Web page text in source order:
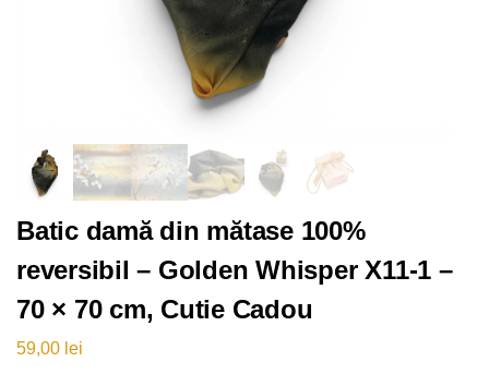
Batic damă din mătase 100%
reversibil – Golden Whisper X11-1 –
70 × 70 cm, Cutie Cadou
59,00 lei